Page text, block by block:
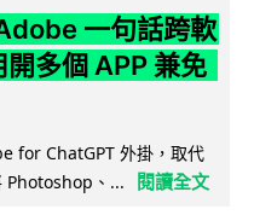
一句話跨軟
多個 APP 兼免
for ChatGPT 外掛，取代
Photoshop、...
閱讀全文